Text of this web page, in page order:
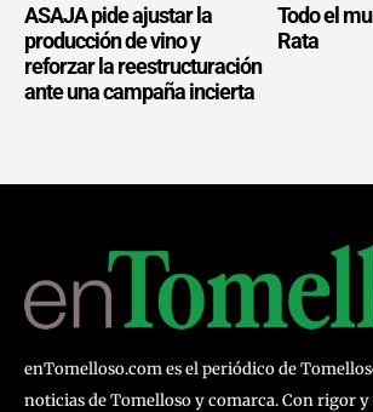
ASAJA pide ajustar la
producción de vino y
reforzar la reestructuración
ante una campaña incierta
Todo el
Rata
enTomelloso.com es el periódico de
noticias de Tomelloso y comarca. Con rigor y